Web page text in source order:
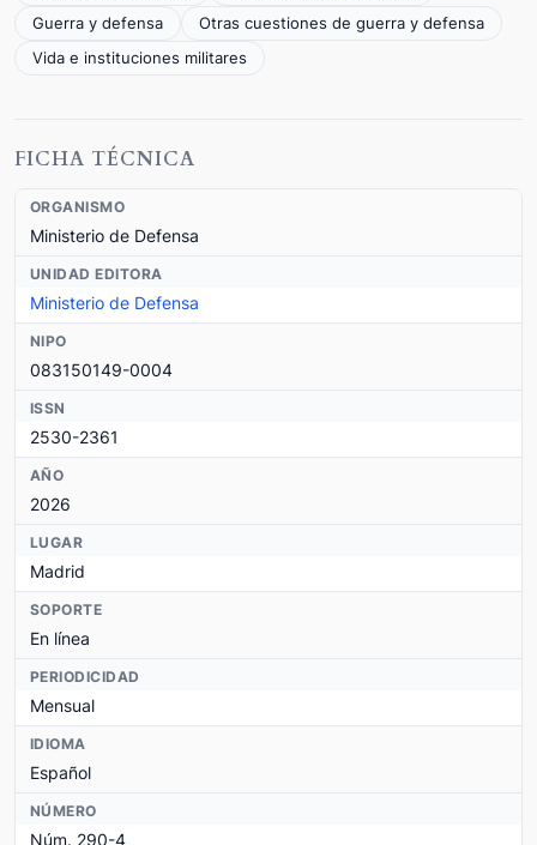
Guerra y defensa
Otras cuestiones de guerra y defensa
Vida e instituciones militares
FICHA TÉCNICA
ORGANISMO
Ministerio de Defensa
UNIDAD EDITORA
Ministerio de Defensa
NIPO
083150149-0004
ISSN
2530-2361
AÑO
2026
LUGAR
Madrid
SOPORTE
En línea
PERIODICIDAD
Mensual
IDIOMA
Español
NÚMERO
Núm. 290-4